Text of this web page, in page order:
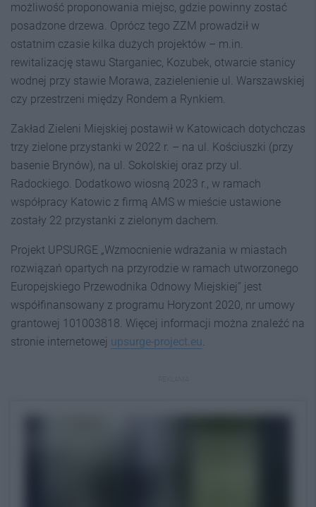
możliwość proponowania miejsc, gdzie powinny zostać
posadzone drzewa. Oprócz tego ZZM prowadził w
ostatnim czasie kilka dużych projektów – m.in.
rewitalizację stawu Starganiec, Kozubek, otwarcie stanicy
wodnej przy stawie Morawa, zazielenienie ul. Warszawskiej
czy przestrzeni między Rondem a Rynkiem.
Zakład Zieleni Miejskiej postawił w Katowicach dotychczas
trzy zielone przystanki w 2022 r. – na ul. Kościuszki (przy
basenie Brynów), na ul. Sokolskiej oraz przy ul.
Radockiego. Dodatkowo wiosną 2023 r., w ramach
współpracy Katowic z firmą AMS w mieście ustawione
zostały 22 przystanki z zielonym dachem.
Projekt UPSURGE „Wzmocnienie wdrażania w miastach
rozwiązań opartych na przyrodzie w ramach utworzonego
Europejskiego Przewodnika Odnowy Miejskiej” jest
współfinansowany z programu Horyzont 2020, nr umowy
grantowej 101003818. Więcej informacji można znaleźć na
stronie internetowej upsurge-project.eu.